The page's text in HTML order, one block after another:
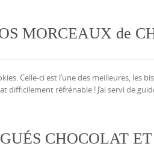
MORCEAUX de
Celle-ci est l’une des meilleures,
difficilement réfrénable ! J’ai servi de
CHOCOLAT